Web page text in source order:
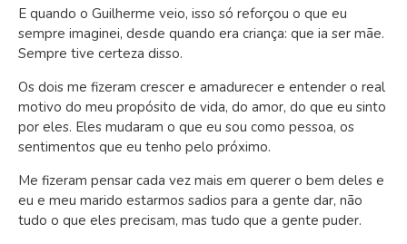
E quando o Guilherme veio, isso só reforçou o que eu
sempre imaginei, desde quando era criança: que ia ser mãe.
Sempre tive certeza disso.
Os dois me fizeram crescer e amadurecer e entender o real
motivo do meu propósito de vida, do amor, do que eu sinto
por eles. Eles mudaram o que eu sou como pessoa, os
sentimentos que eu tenho pelo próximo.
Me fizeram pensar cada vez mais em querer o bem deles e
eu e meu marido estarmos sadios para a gente dar, não
tudo o que eles precisam, mas tudo que a gente puder.